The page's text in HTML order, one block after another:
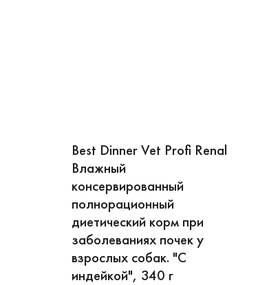
Best Dinner Vet Profi Renal
Влажный
консервированный
полнорационный
диетический корм при
заболеваниях почек у
взрослых собак. "С
индейкой", 340 г